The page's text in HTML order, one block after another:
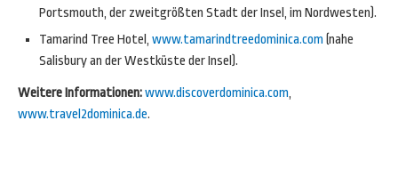
Portsmouth, der zweitgrößten Stadt der Insel, im Nordwesten).
Tamarind Tree Hotel, www.tamarindtreedominica.com (nahe
Salisbury an der Westküste der Insel).
Weitere Informationen:www.discoverdominica.com,
www.travel2dominica.de.